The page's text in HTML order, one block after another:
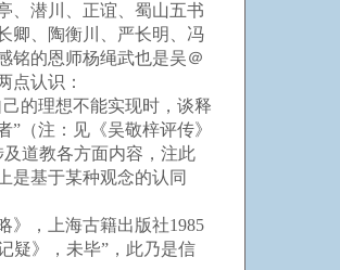
、潜川、正谊、蜀山五书
卿、陶衡川、严长明、冯
铭的恩师杨绳武也是吴＠
点认识：
的理想不能实现时，谈释
（注：见《吴敬梓评传》
道教各方面内容，注此
是基于某种观念的认同
，上海古籍出版社1985
疑》，未毕”，此乃是信